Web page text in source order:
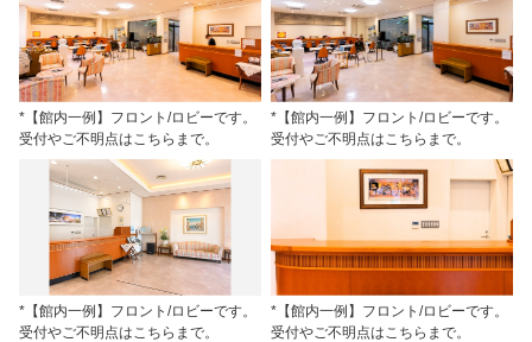
*【館内一例】フロント/ロビーです。
受付やご不明点はこちらまで。
*【館内一例】フロント/ロビーです。
受付やご不明点はこちらまで。
*【館内一例】フロント/ロビーです。
受付やご不明点はこちらまで。
*【館内一例】フロント/ロビーです。
受付やご不明点はこちらまで。